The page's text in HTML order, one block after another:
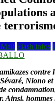
Flash infos
contre
Niono
Ainsi, hommes